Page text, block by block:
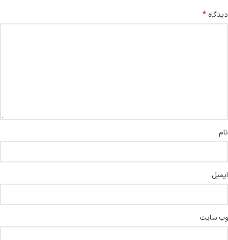
دیدگاه *
نام
ایمیل
وب‌ سایت